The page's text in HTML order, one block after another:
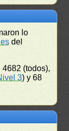
lo
del
4682 (todos),
3) y 68